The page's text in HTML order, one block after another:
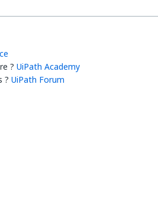
? UiPath Academy
? UiPath Forum